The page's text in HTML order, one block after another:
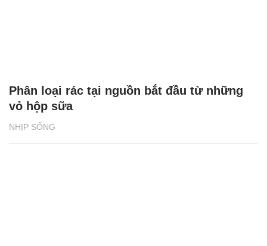
NHỊP SỐNG
Phân loại rác tại nguồn bắt đầu từ những
vỏ hộp sữa